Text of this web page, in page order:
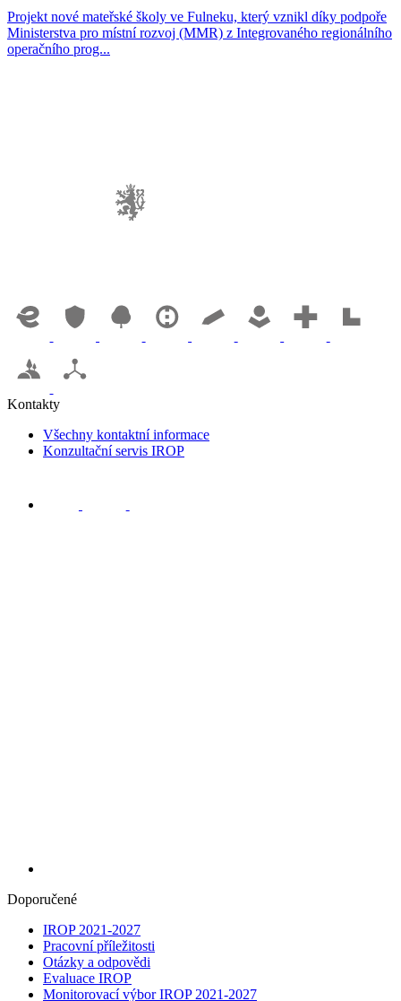
Projekt nové mateřské školy ve Fulneku, který vznikl díky podpoře
Ministerstva pro místní rozvoj (MMR) z Integrovaného regionálního
operačního prog...
Kontakty
Všechny kontaktní informace
Konzultační servis IROP
Doporučené
IROP 2021-2027
Pracovní příležitosti
Otázky a odpovědi
Evaluace IROP
Monitorovací výbor IROP 2021-2027